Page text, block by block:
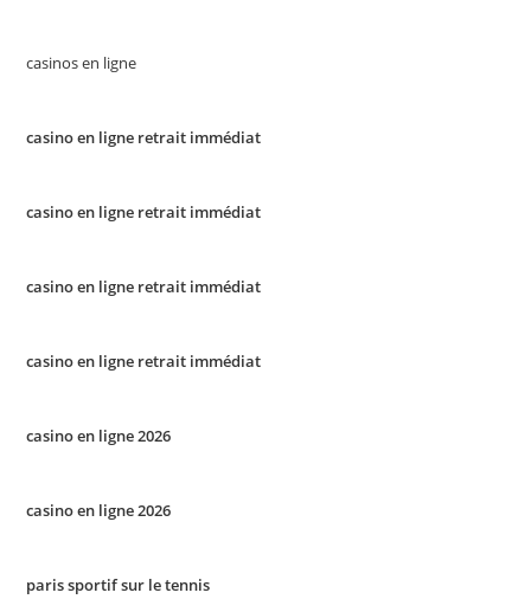
casinos en ligne
casino en ligne retrait immédiat
casino en ligne retrait immédiat
casino en ligne retrait immédiat
casino en ligne retrait immédiat
casino en ligne 2026
casino en ligne 2026
paris sportif sur le tennis